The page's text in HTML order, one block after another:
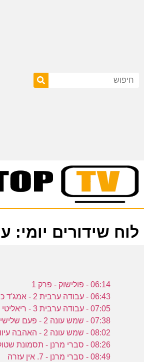
לוח שידורים יומי: ערוץ
06:14 - פולישוק - פרק 1
06:43 - עבודה ערבית 2 - אמג'ד כוכב עליון
07:05 - עבודה ערבית 3 - ריאליטי
07:38 - שמש עונה 2 - פעם שלישית גלידה
08:02 - שמש עונה 2 - האהבה עיוורת
08:26 - סברי מרנן - תסמונת שטוקהולם
08:49 - סברי מרנן - 7. אין עזרה